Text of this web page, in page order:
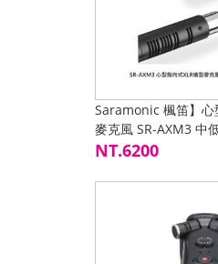
Saramonic 楓笛】心
麥克風 SR-AXM3 中
下單
NT.6200